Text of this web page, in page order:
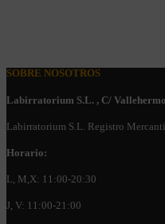
SOBRE NOSOTROS
Labirratorium S.L. , C/
Labirratorium S.L. Registro
Horario:
L, M,X: 11:00-20:30
J, V: 11:00-21:00